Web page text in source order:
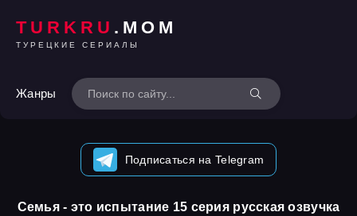
TURKRU .MOM
ТУРЕЦКИЕ СЕРИАЛЫ
Жанры
Подписаться на Telegram
Семья - это испытание 15 серия русская озвучка